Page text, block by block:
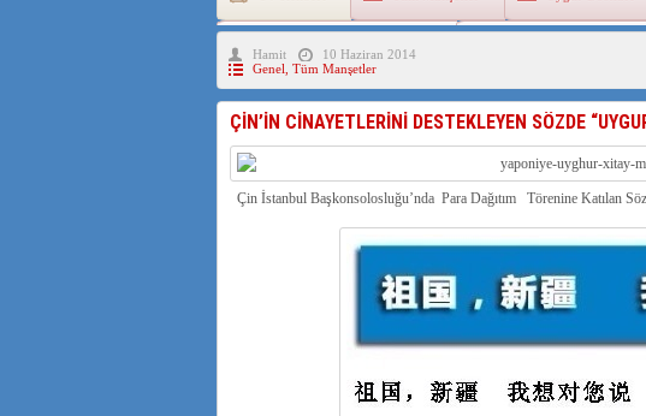
150 YILDIR KAYNAYAN YARAMIZ : ÇİN
ÇİN’İN UYGUR POLİTİKALARINI ÖVEN
ÇİN’İN ANKARA BÜYÜKELÇİSİ
Uygurlarda Düğün ve Cenaze
Hamit
10 Haziran 2014
Genel Tüm Manşetler
ÇİN’İN CİNAYETLERİNİ DESTEKLEYEN SÖZDE
Çin İstanbul Başkonsolosluğu’nda Para Dağıtım Törenine